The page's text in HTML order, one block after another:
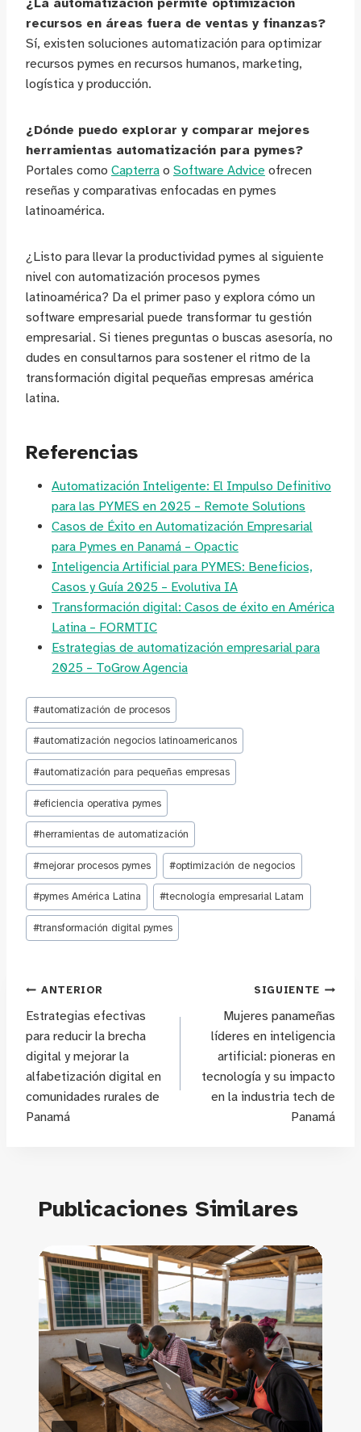
¿La automatización permite optimización
recursos en áreas fuera de ventas y finanzas?
Sí, existen soluciones automatización para optimizar
recursos pymes en recursos humanos, marketing,
logística y producción.
¿Dónde puedo explorar y comparar mejores
herramientas automatización para pymes?
Portales como Capterra o Software Advice ofrecen
reseñas y comparativas enfocadas en pymes
latinoamérica.
¿Listo para llevar la productividad pymes al siguiente
nivel con automatización procesos pymes
latinoamérica? Da el primer paso y explora cómo un
software empresarial puede transformar tu gestión
empresarial. Si tienes preguntas o buscas asesoría, no
dudes en consultarnos para sostener el ritmo de la
transformación digital pequeñas empresas américa
latina.
Referencias
Automatización Inteligente: El Impulso Definitivo
para las PYMES en 2025 – Remote Solutions
Casos de Éxito en Automatización Empresarial
para Pymes en Panamá – Opactic
Inteligencia Artificial para PYMES: Beneficios,
Casos y Guía 2025 – Evolutiva IA
Transformación digital: Casos de éxito en América
Latina – FORMTIC
Estrategias de automatización empresarial para
2025 – ToGrow Agencia
Etiquetas
de
la
entrada:
#automatización de procesos
#automatización negocios latinoamericanos
#automatización para pequeñas empresas
#eficiencia operativa pymes
#herramientas de automatización
#mejorar procesos pymes #optimización de negocios
#pymes América Latina #tecnología empresarial Latam
#transformación digital pymes
Navegación
de
entradas
ANTERIOR
Estrategias efectivas
para reducir la brecha
digital y mejorar la
alfabetización digital en
comunidades rurales de
Panamá
SIGUIENTE
Mujeres panameñas
líderes en inteligencia
artificial: pioneras en
tecnología y su impacto
en la industria tech de
Panamá
Publicaciones Similares